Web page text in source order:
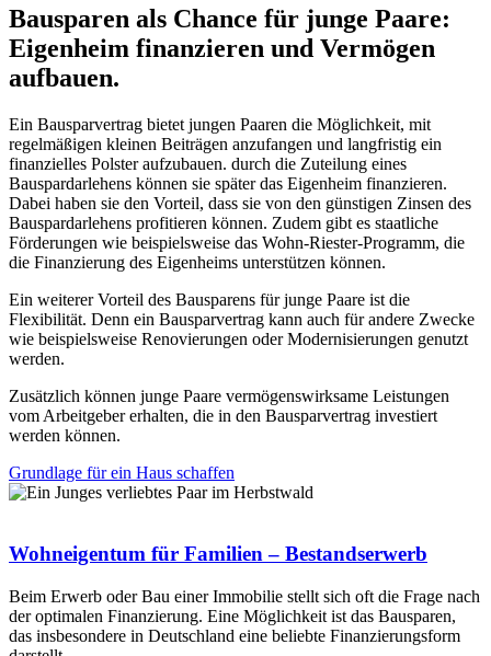
Bausparen als Chance für junge Paare:
Eigenheim finanzieren und Vermögen
aufbauen.
Ein Bausparvertrag bietet jungen Paaren die Möglichkeit, mit
regelmäßigen kleinen Beiträgen anzufangen und langfristig ein
finanzielles Polster aufzubauen. durch die Zuteilung eines
Bauspardarlehens können sie später das Eigenheim finanzieren.
Dabei haben sie den Vorteil, dass sie von den günstigen Zinsen des
Bauspardarlehens profitieren können. Zudem gibt es staatliche
Förderungen wie beispielsweise das Wohn-Riester-Programm, die
die Finanzierung des Eigenheims unterstützen können.
Ein weiterer Vorteil des Bausparens für junge Paare ist die
Flexibilität. Denn ein Bausparvertrag kann auch für andere Zwecke
wie beispielsweise Renovierungen oder Modernisierungen genutzt
werden.
Zusätzlich können junge Paare vermögenswirksame Leistungen
vom Arbeitgeber erhalten, die in den Bausparvertrag investiert
werden können.
Grundlage für ein Haus schaffen
Wohneigentum für Familien – Bestandserwerb
Beim Erwerb oder Bau einer Immobilie stellt sich oft die Frage nach
der optimalen Finanzierung. Eine Möglichkeit ist das Bausparen,
das insbesondere in Deutschland eine beliebte Finanzierungsform